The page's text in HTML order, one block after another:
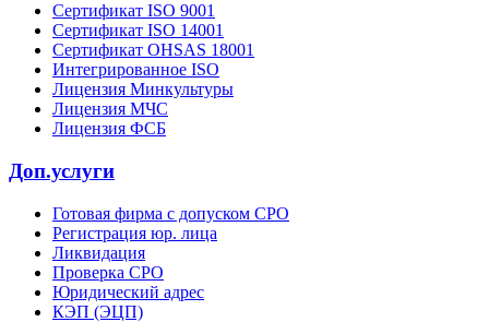
Сертификат ISO 9001
Сертификат ISO 14001
Сертификат OHSAS 18001
Интегрированное ISO
Лицензия Минкультуры
Лицензия МЧС
Лицензия ФСБ
Доп.услуги
Готовая фирма с допуском СРО
Регистрация юр. лица
Ликвидация
Проверка СРО
Юридический адрес
КЭП (ЭЦП)